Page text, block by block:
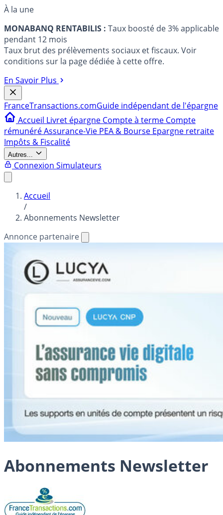
À la une
MONABANQ RENTABILIS : Taux boosté de 3% applicable
pendant 12 mois
Taux brut des prélèvements sociaux et fiscaux. Voir
conditions sur la page dédiée à cette offre.
En Savoir Plus
FranceTransactions.comGuide indépendant de l'épargne
Accueil Livret épargne Compte à terme Compte
rémunéréAssurance-Vie PEA & Bourse Epargne retraite
Impôts & Fiscalité
Autres...
Connexion Simulateurs
Accueil
/
Abonnements Newsletter
Annonce partenaire
Abonnements Newsletter